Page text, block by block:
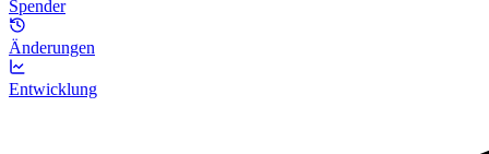
Spender
Änderungen
Entwicklung